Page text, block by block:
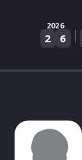
2026
2 6 |